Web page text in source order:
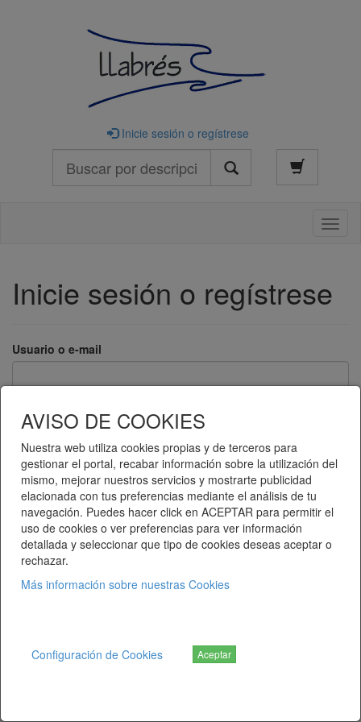
Inicie sesión o regístrese
Inicie sesión o regístrese
Usuario o e-mail
Recuérdame
Entrar
¿Ha olvidado su contraseña?
Telematel S.L.
AVISO DE COOKIES
Nuestra web utiliza cookies propias y de terceros para
gestionar el portal, recabar información sobre la utilización del
mismo, mejorar nuestros servicios y mostrarte publicidad
elacionada con tus preferencias mediante el análisis de tu
navegación. Puedes hacer click en ACEPTAR para permitir el
uso de cookies o ver preferencias para ver información
detallada y seleccionar que tipo de cookies deseas aceptar o
rechazar.
Más información sobre nuestras Cookies
Configuración de Cookies Aceptar